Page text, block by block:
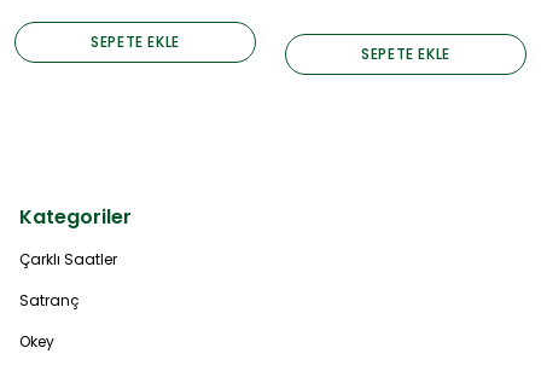
SEPETE EKLE
SEPETE EKLE
Kategoriler
Çarklı Saatler
Satranç
Okey